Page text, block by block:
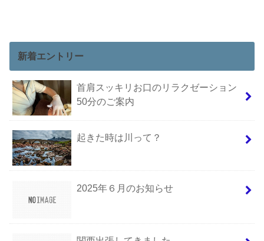
新着エントリー
首肩スッキリお口のリラクゼーション
50分のご案内
起きた時は川って？
2025年６月のお知らせ